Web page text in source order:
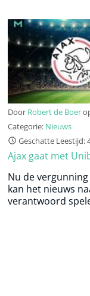
Door Robert de Boer
Categorie: Nieuws
Geschatte Leestijd:
Ajax gaat met
Nu de
kan het nieuws
verantwoord